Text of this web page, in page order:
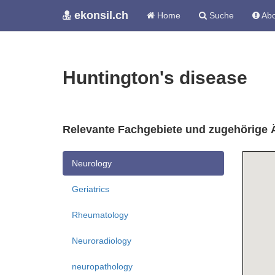
ekonsil.ch Home Suche
Huntington's disease
Relevante Fachgebiete und zugehörige
Neurology
Geriatrics
Rheumatology
Neuroradiology
neuropathology